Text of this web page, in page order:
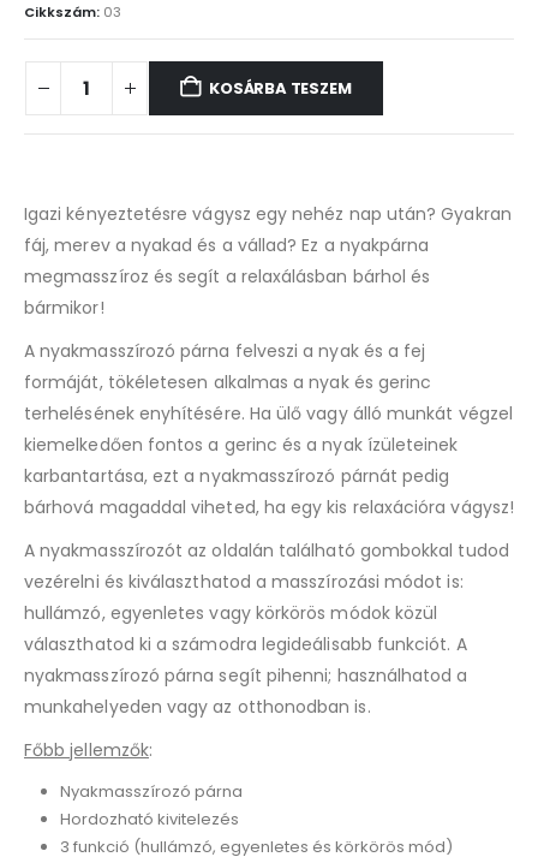
Cikkszám: 03
KOSÁRBA TESZEM
Igazi kényeztetésre vágysz egy nehéz nap után? Gyakran
fáj, merev a nyakad és a vállad? Ez a nyakpárna
megmasszíroz és segít a relaxálásban bárhol és
bármikor!
A nyakmasszírozó párna felveszi a nyak és a fej
formáját, tökéletesen alkalmas a nyak és gerinc
terhelésének enyhítésére. Ha ülő vagy álló munkát végzel
kiemelkedően fontos a gerinc és a nyak ízületeinek
karbantartása, ezt a nyakmasszírozó párnát pedig
bárhová magaddal viheted, ha egy kis relaxációra vágysz!
A nyakmasszírozót az oldalán található gombokkal tudod
vezérelni és kiválaszthatod a masszírozási módot is:
hullámzó, egyenletes vagy körkörös módok közül
választhatod ki a számodra legideálisabb funkciót. A
nyakmasszírozó párna segít pihenni; használhatod a
munkahelyeden vagy az otthonodban is.
Főbb jellemzők:
Nyakmasszírozó párna
Hordozható kivitelezés
3 funkció (hullámzó, egyenletes és körkörös mód)